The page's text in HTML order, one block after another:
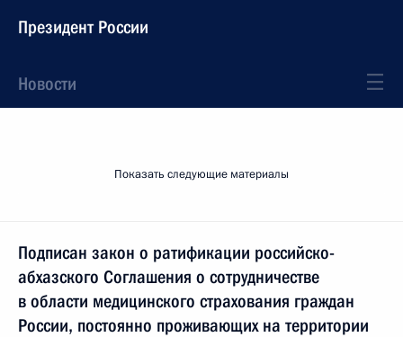
Президент России
Новости
Показать следующие материалы
Подписан закон о ратификации российско-
абхазского Соглашения о сотрудничестве
в области медицинского страхования граждан
России, постоянно проживающих на территории